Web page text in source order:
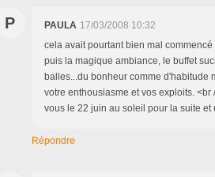
P PAULA 17/03/2008 10:32
cela avait pourtant bien mal
puis la magique ambiance, le buffet
balles...du bonheur comme d'habitude
votre enthousiasme et vos exploits.
vous le 22 juin au soleil pour la suite et
Répondre